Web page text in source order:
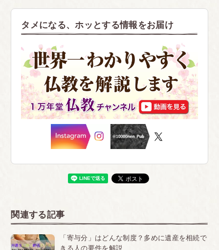
タメになる、ホッとする情報をお届け
関連する記事
「寄与分」はどんな制度？多めに遺産を相続で
きる人の要件を解説